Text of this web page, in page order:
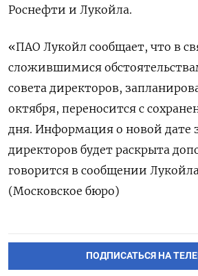
Роснефти и Лукойла.
«ПАО Лукойл сообщает, что в
сложившимися
совета директоров,
октября, переносится с
дня. Информация о новой дате
директоров будет раскрыта
говорится в сообщении
(Московское бюро)
ПОДПИСАТЬСЯ НА